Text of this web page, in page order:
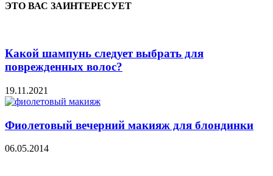
ЭТО ВАС ЗАИНТЕРЕСУЕТ
Какой шампунь следует выбрать для
поврежденных волос?
19.11.2021
Фиолетовый вечерний макияж для блондинки
06.05.2014